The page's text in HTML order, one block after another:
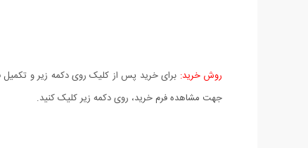
روش خرید: برای خرید پس از کلیک روی دکمه زیر و تکمیل
جهت مشاهده فرم خرید، روی دکمه زیر کلیک کنید.